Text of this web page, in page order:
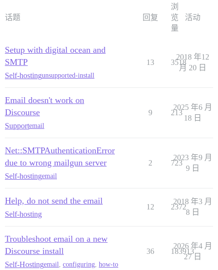
话题 回复
浏
览
量
活动
Setup with digital ocean and
SMTP
Self-hostingunsupported-install
13 3518
2018 年12
月 20 日
Email doesn't work on
Discourse
Supportemail
9 213
2025 年6 月
18 日
Net::SMTPAuthenticationError
due to wrong mailgun server
Self-hostingemail
2 723
2023 年9 月
9 日
Help, do not send the email
Self-hosting
12 2372
2018 年3 月
8 日
Troubleshoot email on a new
Discourse install
Self-Hostingemail, configuring, how-to
36 183913
2026 年4 月
27 日